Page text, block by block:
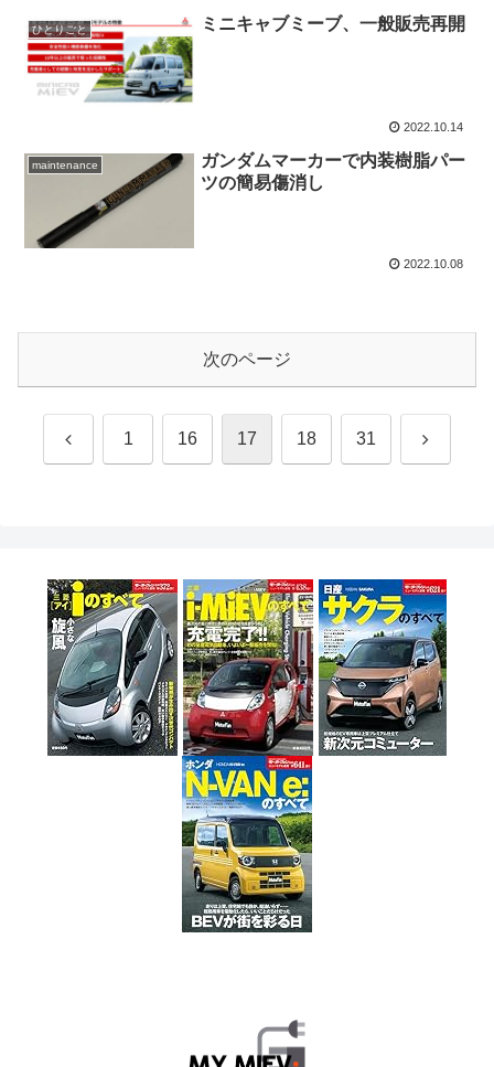
ひとりごと ミニキャブミーブ、一般販売再開
2022.10.14
maintenance
ガンダムマーカーで内装樹脂パー
ツの簡易傷消し
2022.10.08
次のページ
前 1 16 17 18 31 次